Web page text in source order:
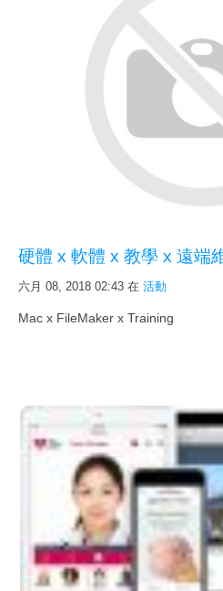
硬體 x 軟體 x 教學 x 遠端
六月 08, 2018 02:43 在 活動
Mac x FileMaker x Training